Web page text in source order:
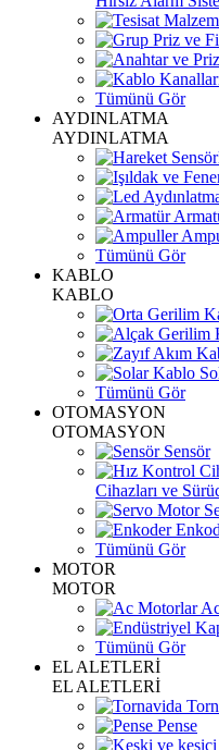
Tümünü Gör
AYDINLATMA
AYDINLATMA
Tümünü Gör
KABLO
KABLO
Tümünü Gör
OTOMASYON
OTOMASYON
Sensör
Cihazları ve
Tümünü Gör
MOTOR
MOTOR
Tümünü Gör
EL ALETLERİ
EL ALETLERİ
Pense